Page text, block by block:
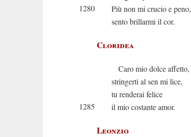
1280
Più non mi crucio e peno,
sento brillarmi il cor.
Cloridea
Caro mio dolce affetto,
stringerti al sen mi lice,
tu renderai felice
1285
il mio costante amor.
Leonzio